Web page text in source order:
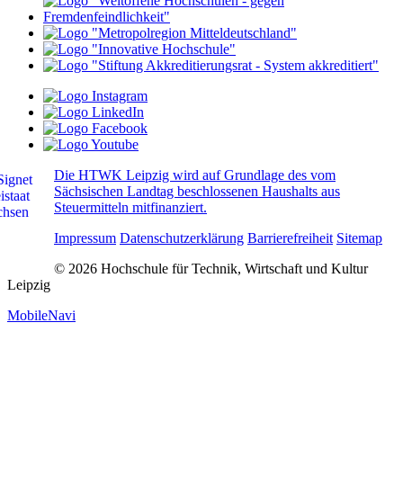
Die HTWK Leipzig wird auf Grundlage des vom
Sächsischen Landtag beschlossenen Haushalts aus
Steuermitteln mitfinanziert.
Impressum Datenschutzerklärung Barrierefreiheit Sitemap
© 2026 Hochschule für Technik, Wirtschaft und Kultur
Leipzig
MobileNavi